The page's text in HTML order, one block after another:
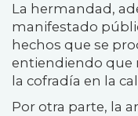
La hermandad,
manifestado
hechos que se
entiendiendo que
la cofradía en la
Por otra parte, la